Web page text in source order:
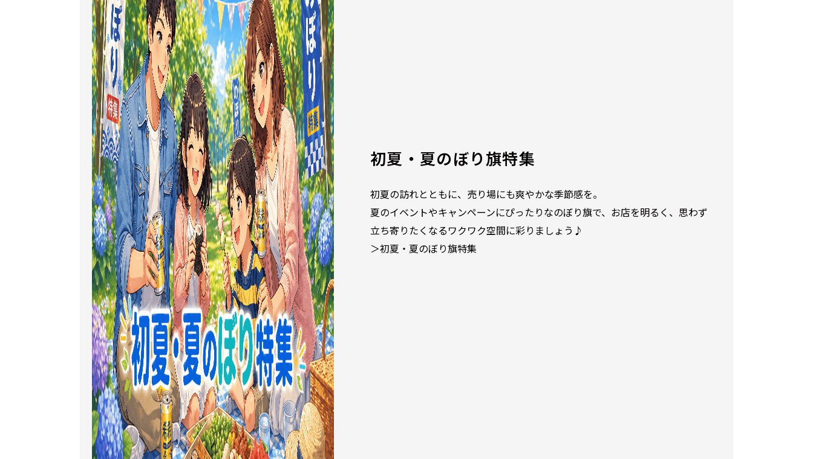
初夏・夏のぼり旗特集
初夏の訪れとともに、売り場にも爽やかな季節感を。
夏のイベントやキャンペーンにぴったりなのぼり旗で、お店を明るく、思わず
立ち寄りたくなるワクワク空間に彩りましょう♪
＞初夏・夏のぼり旗特集